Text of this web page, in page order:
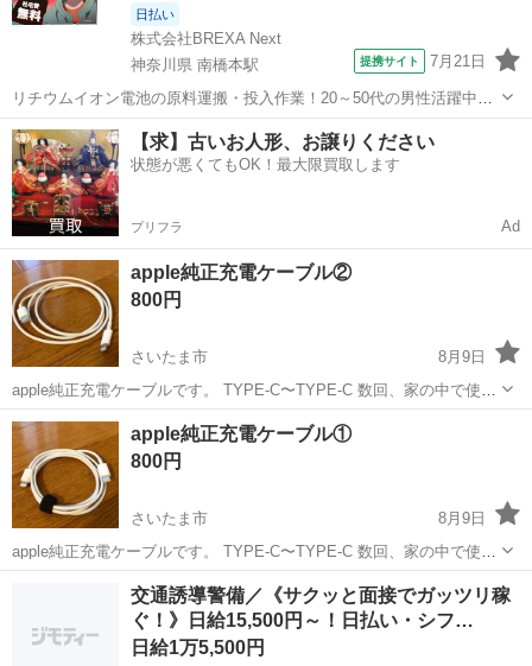
日払い
株式会社BREXA Next
神奈川県 南橋本駅
提携サイト 7月21日
リチウムイオン電池の原料運搬・投入作業！20～50代の男性活躍中★
ワンルーム寮完備！赴任旅費会社負担！年間休日130日★フォークリフ
ト免許お持ちの方、活躍中！就業先食堂利用可★《神奈川県相模原
市》 人気の工場のお仕事 ◇電...
神奈川 相模原市 南橋本駅 その他
【求】古いお人形、お譲りください
状態が悪くてもOK！最大限買取します
プリフラ Ad
apple純正充電ケーブル②
800円
さいたま市
8月9日
apple純正充電ケーブルです。 TYPE-C〜TYPE-C 数回、家の中で使っ
ており新品では無いですが、正常に使えます。
埼玉 さいたま市 携帯アクセサリー ケーブル
apple純正充電ケーブル①
800円
さいたま市
8月9日
apple純正充電ケーブルです。 TYPE-C〜TYPE-C 数回、家の中で使っ
ており新品では無いですが、正常に使えます。
さいたま市 携帯アクセサリー
交通誘導警備／《サクッと面接でガッツリ稼
ぐ！》日給15,500円～！日払い・シフ…
日給1万5,500円